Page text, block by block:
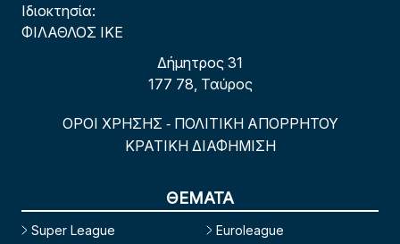
Ιδιοκτησία:
ΦΙΛΑΘΛΟΣ ΙΚΕ
Δήμητρος 31
177 78, Ταύρος
ΟΡΟΙ ΧΡΗΣΗΣ - ΠΟΛΙΤΙΚΗ ΑΠΟΡΡΗΤΟΥ
ΚΡΑΤΙΚΗ ΔΙΑΦΗΜΙΣΗ
ΘΕΜΑΤΑ
Super League
Euroleague